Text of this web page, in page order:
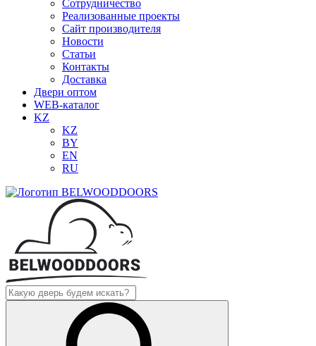
Сотрудничество
Реализованные проекты
Сайт производителя
Новости
Статьи
Контакты
Доставка
Двери оптом
WEB-каталог
KZ
KZ
BY
EN
RU